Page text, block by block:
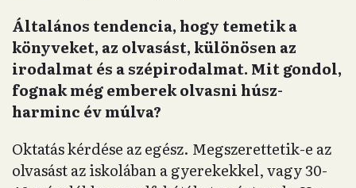
Általános tendencia, hogy temetik a
könyveket, az olvasást, különösen az
irodalmat és a szépirodalmat. Mit gondol,
fognak még emberek olvasni húsz-
harminc év múlva?
Oktatás kérdése az egész. Megszerettetik-e az
olvasást az iskolában a gyerekekkel, vagy 30-